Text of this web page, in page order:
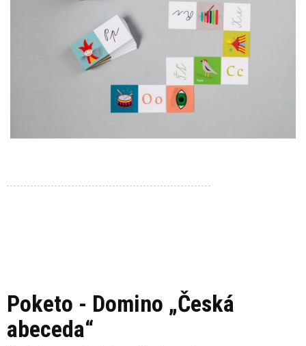
Poketo - Domino „Česká
abeceda“